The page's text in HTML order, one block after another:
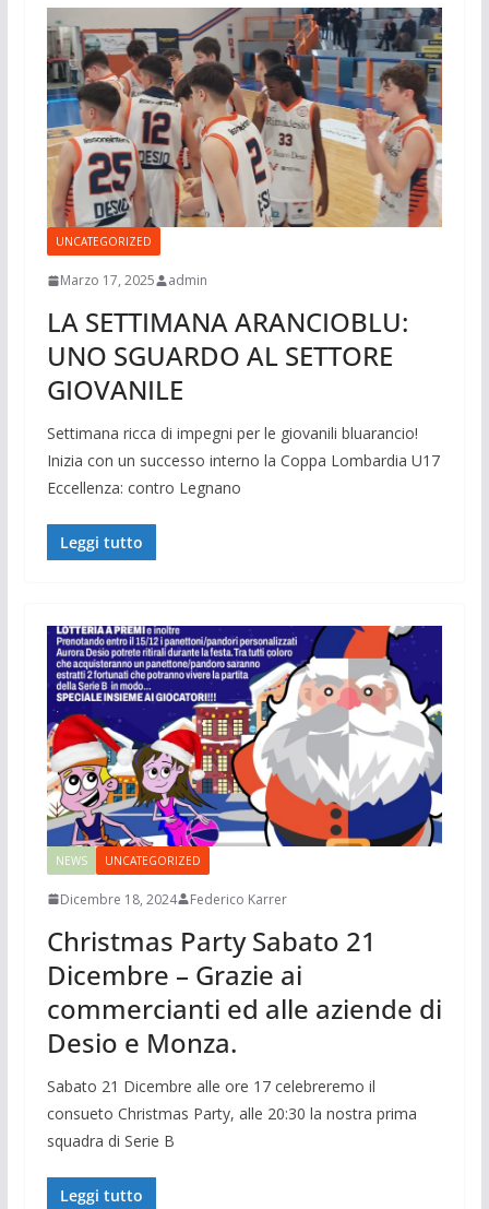
UNCATEGORIZED
Marzo 17, 2025 admin
LA SETTIMANA ARANCIOBLU:
UNO SGUARDO AL SETTORE
GIOVANILE
Settimana ricca di impegni per le giovanili bluarancio!
Inizia con un successo interno la Coppa Lombardia U17
Eccellenza: contro Legnano
Leggi tutto
NEWS UNCATEGORIZED
Dicembre 18, 2024 Federico Karrer
Christmas Party Sabato 21
Dicembre – Grazie ai
commercianti ed alle aziende di
Desio e Monza.
Sabato 21 Dicembre alle ore 17 celebreremo il
consueto Christmas Party, alle 20:30 la nostra prima
squadra di Serie B
Leggi tutto